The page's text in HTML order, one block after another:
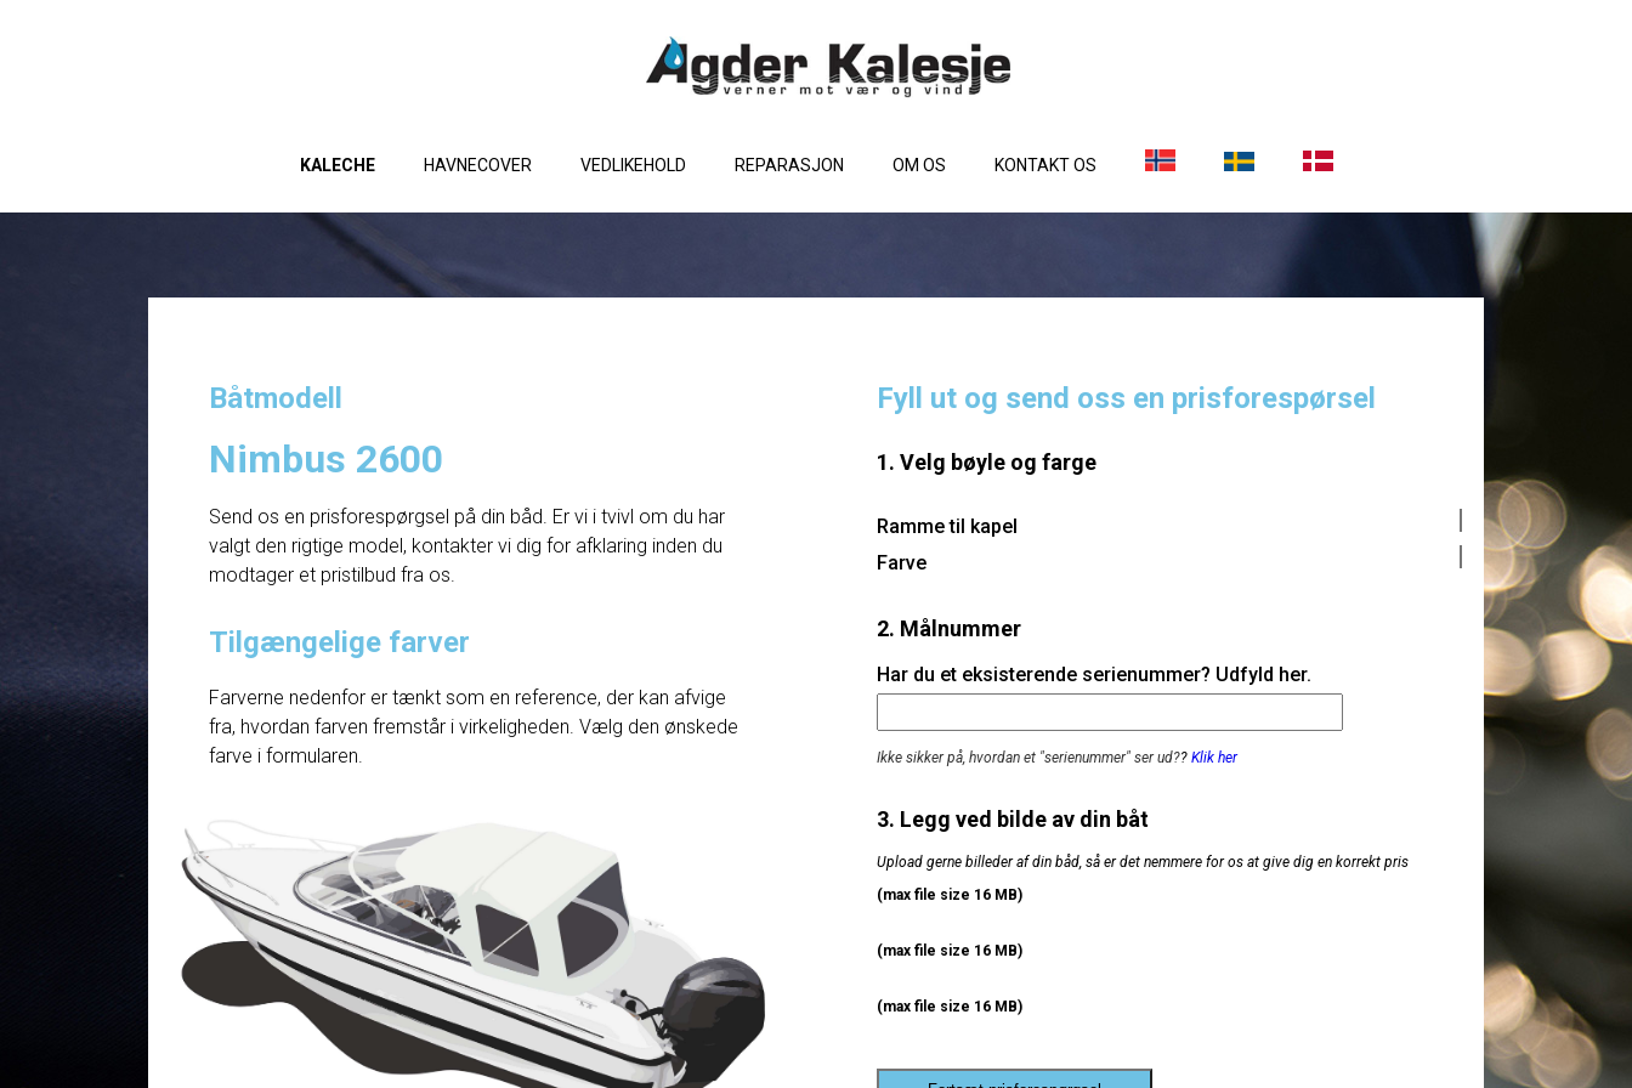
KALECHE HAVNECOVER VEDLIKEHOLD REPARASJON OM OS KONTAKT OS
Båtmodell
Nimbus 2600
Send os en prisforespørgsel på din båd. Er vi i tvivl om du har
valgt den rigtige model, kontakter vi dig for afklaring inden du
modtager et pristilbud fra os.
Tilgængelige farver
Farverne nedenfor er tænkt som en reference, der kan afvige
fra, hvordan farven fremstår i virkeligheden. Vælg den ønskede
farve i formularen.
Fyll ut og send oss en prisforespørsel
1. Velg bøyle og farge
Ramme til kapel
Farve
2. Målnummer
Har du et eksisterende serienummer? Udfyld her.
Ikke sikker på, hvordan et "serienummer" ser ud?? Klik her
3. Legg ved bilde av din båt
Upload gerne billeder af din båd, så er det nemmere for os at give dig en korrekt pris
(max file size 16 MB)
(max file size 16 MB)
(max file size 16 MB)